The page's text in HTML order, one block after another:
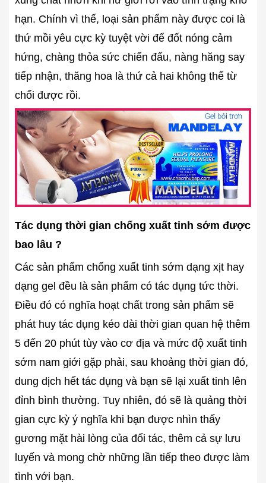
hạn. Chính vì thế, loại sản phẩm này được coi là
thứ mồi yêu cực kỳ tuyệt vời để đốt nóng cảm
hứng, chàng thỏa sức chiến đấu, nàng hăng say
tiếp nhận, thăng hoa là thứ cả hai không thể từ
chối được rồi.
Tác dụng thời gian chống xuất tinh sớm được
bao lâu ?
Các sản phẩm chống xuất tinh sớm dạng xịt hay
dạng gel đều là sản phẩm có tác dụng tức thời.
Điều đó có nghĩa hoạt chất trong sản phẩm sẽ
phát huy tác dụng kéo dài thời gian quan hệ thêm
5 đến 20 phút tùy vào cơ địa và mức độ xuất tinh
sớm nam giới gặp phải, sau khoảng thời gian đó,
dung dịch hết tác dụng và bạn sẽ lại xuất tinh lên
đỉnh bình thường. Tuy nhiên, đó sẽ là quảng thời
gian cực kỳ ý nghĩa khi bạn được nhìn thấy
gương mặt hài lòng của đối tác, thêm cả sự lưu
luyến và mong chờ những lần tiếp theo được làm
tình với bạn.